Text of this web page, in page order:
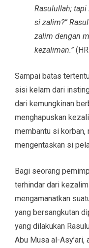
Rasulullah;
si zalim?”
zalim dengan
kezaliman.”
Sampai batas
sisi kelam dari
dari kemungkinan
menghapuskan
membantu si korban,
mengentaskan si
Bagi seorang
terhindar dari
mengamanatkan
yang bersangkutan
yang dilakukan
Abu Musa al-Asy’ari,